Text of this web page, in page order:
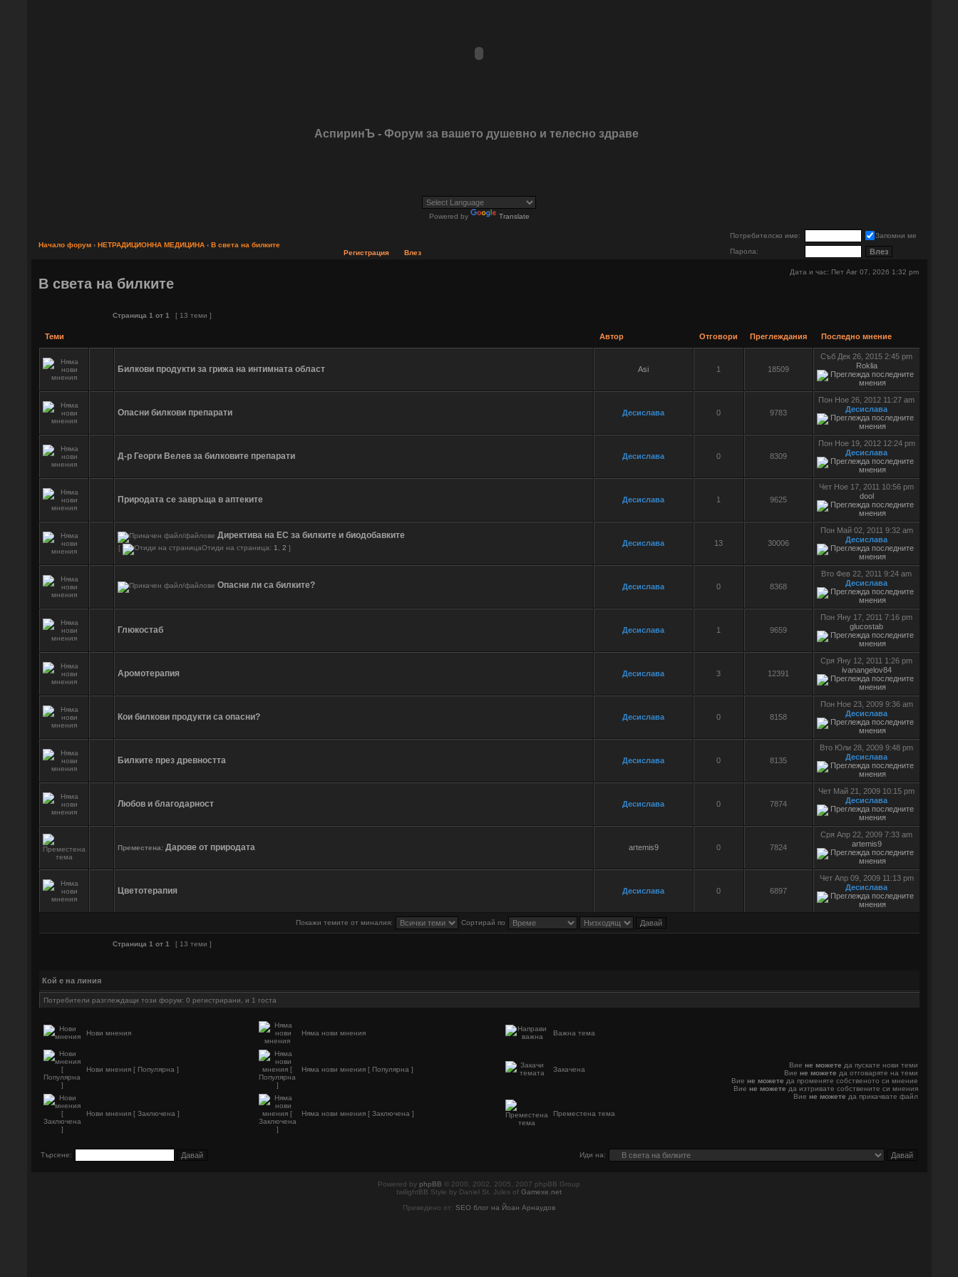
АспиринЪ - Форум за вашето душевно и телесно здраве
Powered by Translate
Потребителско име:
Запомни ме
Парола:
Начало форум ‹ НЕТРАДИЦИОННА МЕДИЦИНА ‹ В света на билките
Регистрация
Влез
Дата и час: Пет Авг 07, 2026 1:32 pm
В света на билките
Страница 1 от 1 [ 13 теми ]
Теми Автор Отговори Преглеждания Последно мнение
Билкови продукти за грижа на интимната област Asi 1 18509
Съб Дек 26, 2015 2:45 pm
Roklia
Опасни билкови препарати Десислава 0 9783
Пон Ное 26, 2012 11:27 am
Десислава
Д-р Георги Велев за билковите препарати Десислава 0 8309
Пон Ное 19, 2012 12:24 pm
Десислава
Природата се завръща в аптеките Десислава 1 9625
Чет Ное 17, 2011 10:56 pm
dool
Директива на ЕС за билките и биодобавките
[ Отиди на страница: 1 2 ]
Десислава 13 30006
Пон Май 02, 2011 9:32 am
Десислава
Опасни ли са билките? Десислава 0 8368
Вто Фев 22, 2011 9:24 am
Десислава
Глюкостаб Десислава 1 9659
Пон Яну 17, 2011 7:16 pm
glucostab
Аромотерапия Десислава 3 12391
Сря Яну 12, 2011 1:26 pm
ivanangelov84
Кои билкови продукти са опасни? Десислава 0 8158
Пон Ное 23, 2009 9:36 am
Десислава
Билките през древността Десислава 0 8135
Вто Юли 28, 2009 9:48 pm
Десислава
Любов и благодарност Десислава 0 7874
Чет Май 21, 2009 10:15 pm
Десислава
Преместена: Дарове от природата artemis9 0 7824
Сря Апр 22, 2009 7:33 am
artemis9
Цветотерапия Десислава 0 6897
Чет Апр 09, 2009 11:13 pm
Десислава
Покажи темите от миналия: Сортирай по
Страница 1 от 1 [ 13 теми ]
Кой е на линия
Потребители разглеждащи този форум: 0 регистрирани, и 1 госта
Нови мнения Няма нови мнения Важна тема
Нови мнения [ Популярна ] Няма нови мнения [ Популярна ] Закачена
Нови мнения [ Заключена ] Няма нови мнения [ Заключена ] Преместена тема
Вие не можете да пускате нови теми
Вие не можете да отговаряте на теми
Вие не можете да променяте собственото си мнение
Вие не можете да изтривате собствените си мнения
Вие не можете да прикачвате файл
Търсене: Иди на:
Powered by phpBB © 2000, 2002, 2005, 2007 phpBB Group
twilightBB Style by Daniel St. Jules of Gamexe.net
Преведено от: SEO блог на Йоан Арнаудов